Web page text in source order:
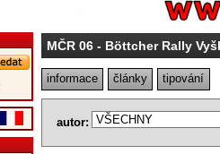
MČR 06- Böttcher Rally
informace články tipování
autor: